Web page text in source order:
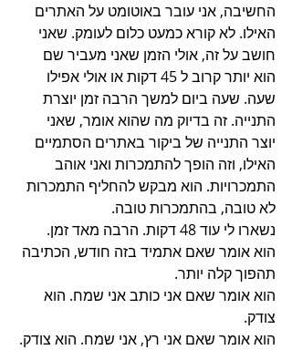
החשיבה, אני עובר באוטומט על האתרים
האילו. לא קורא כמעט כלום לעומק. שאני
חושב על זה, אולי הזמן שאני מעביר שם
הוא יותר קרוב ל 45 דקות או אולי אפילו
שעה. שעה ביום למשך הרבה זמן יוצרת
התנייה. זה בדיוק מה שהוא אומר, שאני
יוצר התנייה של ביקור באתרים הסתמיים
האילו, וזה הופך להתמכרות ואני אוהב
התמכרויות. הוא מבקש להחליף התמכרות
לא טובה, בהתמכרות טובה.
נשארו לי עוד 48 דקות. הרבה מאד זמן.
הוא אומר שאם אתמיד בזה חודש, הכתיבה
תהפוך קלה יותר.
הוא אומר שאם אני כותב אני שמח. הוא
צודק.
הוא אומר שאם אני רץ, אני שמח. הוא צודק.